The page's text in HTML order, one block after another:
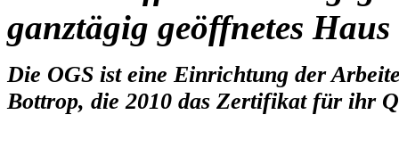
ganztägig geöffnetes
Die OGS ist eine Einrichtung der
Bottrop, die 2010 das Zertifikat für ihr